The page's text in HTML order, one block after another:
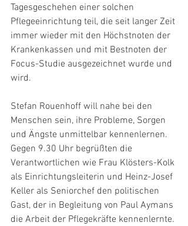
Tagesgeschehen einer solchen
Pflegeeinrichtung teil, die seit langer Zeit
immer wieder mit den Höchstnoten der
Krankenkassen und mit Bestnoten der
Focus-Studie ausgezeichnet wurde und
wird.
Stefan Rouenhoff will nahe bei den
Menschen sein, ihre Probleme, Sorgen
und Ängste unmittelbar kennenlernen.
Gegen 9.30 Uhr begrüßten die
Verantwortlichen wie Frau Klösters-Kolk
als Einrichtungsleiterin und Heinz-Josef
Keller als Seniorchef den politischen
Gast, der in Begleitung von Paul Aymans
die Arbeit der Pflegekräfte kennenlernte.